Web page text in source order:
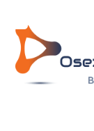
content